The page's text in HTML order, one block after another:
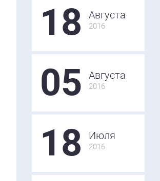
18 Августа
2016
05 Августа
2016
18 Июля
2016